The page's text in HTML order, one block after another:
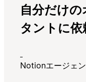
自分だけ
タントに依
Notionエージェン